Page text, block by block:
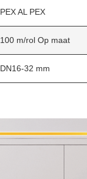
PEX AL PEX
100 m/rol Op maat
DN16-32 mm